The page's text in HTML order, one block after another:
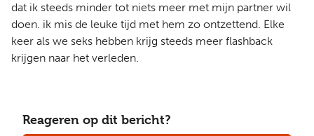
dat ik steeds minder tot niets meer met mijn partner wil
doen. ik mis de leuke tijd met hem zo ontzettend. Elke
keer als we seks hebben krijg steeds meer flashback
krijgen naar het verleden.
Reageren op dit bericht?